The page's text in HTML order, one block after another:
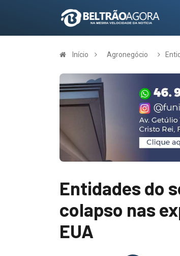
Início Agronegócio
Entidades do
colapso nas
EUA